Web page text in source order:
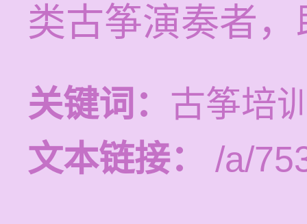
类古筝演奏者
关键词： 古筝培
文本链接：
/a/